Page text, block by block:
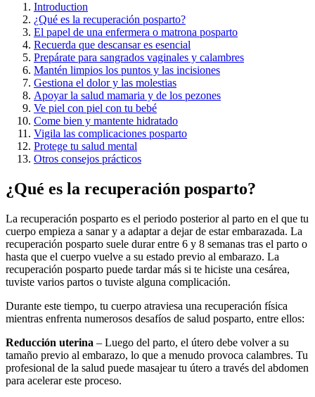
Introduction
¿Qué es la recuperación posparto?
El papel de una enfermera o matrona posparto
Recuerda que descansar es esencial
Prepárate para sangrados vaginales y calambres
Mantén limpios los puntos y las incisiones
Gestiona el dolor y las molestias
Apoyar la salud mamaria y de los pezones
Ve piel con piel con tu bebé
Come bien y mantente hidratado
Vigila las complicaciones posparto
Protege tu salud mental
Otros consejos prácticos
¿Qué es la recuperación posparto?
La recuperación posparto es el periodo posterior al parto en el que tu
cuerpo empieza a sanar y a adaptar a dejar de estar embarazada. La
recuperación posparto suele durar entre 6 y 8 semanas tras el parto o
hasta que el cuerpo vuelve a su estado previo al embarazo. La
recuperación posparto puede tardar más si te hiciste una cesárea,
tuviste varios partos o tuviste alguna complicación.
Durante este tiempo, tu cuerpo atraviesa una recuperación física
mientras enfrenta numerosos desafíos de salud posparto, entre ellos:
Reducción uterina – Luego del parto, el útero debe volver a su
tamaño previo al embarazo, lo que a menudo provoca calambres. Tu
profesional de la salud puede masajear tu útero a través del abdomen
para acelerar este proceso.